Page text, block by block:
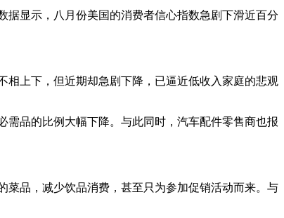
显示，八月份美国的消费者信心指数急剧下滑近百分
相上下，但近期却急剧下降，已逼近低收入家庭的悲观
品的比例大幅下降。与此同时，汽车配件零售商也报
菜品，减少饮品消费，甚至只为参加促销活动而来。与